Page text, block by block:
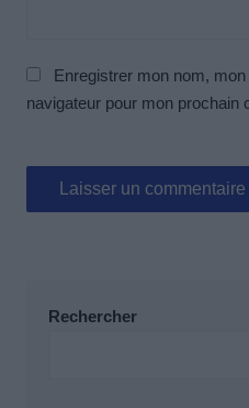
Enregistrer mon nom,
navigateur pour mon prochain
Rechercher